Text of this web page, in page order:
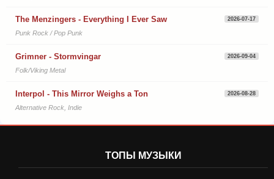
The Menzingers - Everything I Ever Saw 2026-07-17
Punk Rock / Pop Punk
Grimner - Stormvingar 2026-09-04
Folk/Viking Metal
Interpol - This Mirror Weighs a Ton 2026-08-28
Alternative Rock, Indie
ТОПЫ МУЗЫКИ